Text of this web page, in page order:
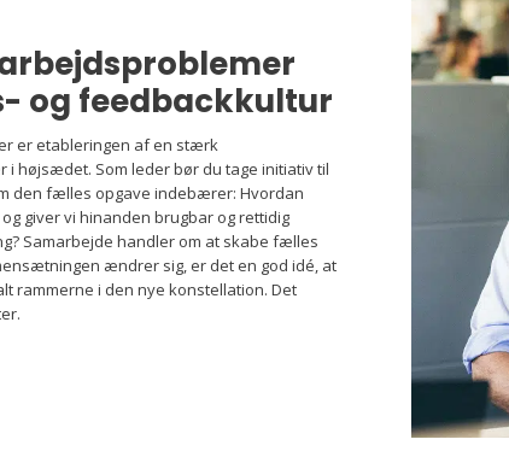
og feedbackkultur
er etableringen af en stærk
højsædet. Som leder bør du tage initiativ til
den fælles opgave indebærer: Hvordan
giver vi hinanden brugbar og rettidig
Samarbejde handler om at skabe fælles
ændrer sig, er det en god idé, at
rammerne i den nye konstellation. Det